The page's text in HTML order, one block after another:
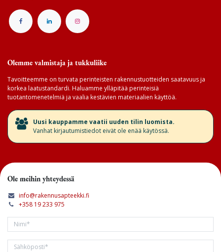
Olemme valmistaja ja tukkuliike
Tavoitteemme on turvata perinteisten rakennustuotteiden saatavuus ja
korkea laatustandardi. Haluamme ylläpitää perinteisiä
tuotantomenetelmiä ja vaalia kestävien materiaalien käyttöä.
​Uusi kauppamme vaatii uuden tilin luomista.
Vanhat kirjautumistiedot eivät ole enää käytössä.
Ole meihin yhteydessä
info@rakennusapteekki.fi
+358 19 233 975